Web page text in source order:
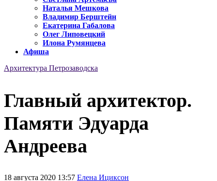
Наталья Мешкова
Владимир Берштейн
Екатерина Габалова
Олег Липовецкий
Илона Румянцева
Афиша
Архитектура Петрозаводска
Главный архитектор.
Памяти Эдуарда
Андреева
18 августа 2020 13:57 Елена Ициксон